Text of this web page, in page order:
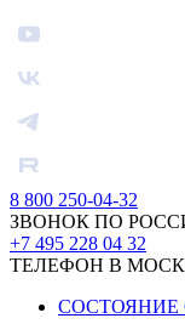
8 800 250-04-32
ЗВОНОК ПО
+7 495 228 04 32
ТЕЛЕФОН В
СОСТОЯНИЕ